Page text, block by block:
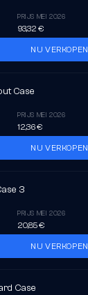
PRIJS MEI 2026
93,32 €
NU VERKOPEN
Case
PRIJS MEI 2026
12,36 €
NU VERKOPEN
3
PRIJS MEI 2026
20,85 €
NU VERKOPEN
Case